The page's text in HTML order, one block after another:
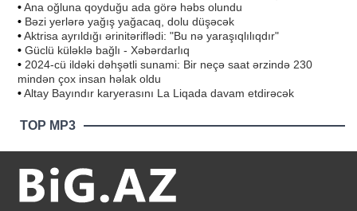
•Ana oğluna qoyduğu ada görə həbs olundu
• Bəzi yerlərə yağış yağacaq, dolu düşəcək
•Aktrisa ayrıldığı ərinitəriflədi: "Bu nə yaraşıqlılıqdır"
• Güclü küləklə bağlı - Xəbərdarlıq
• 2024-cü ildəki dəhşətli sunami: Bir neçə saat ərzində 230
mindən çox insan həlak oldu
•Altay Bayındır karyerasını La Liqada davam etdirəcək
TOP MP3